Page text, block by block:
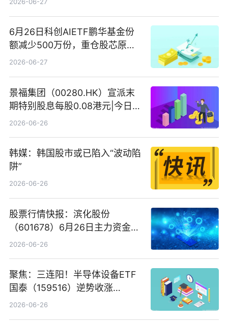
6月26日科创AIETF鹏华基金份
额减少500万份，重仓股芯原股
份、寒武纪、澜起科技 观速讯
2026-06-27
景福集团（00280.HK）宣派末
期特别股息每股0.08港元|今日快
看
2026-06-26
韩媒：韩国股市或已陷入“波动陷
阱”
2026-06-26
股票行情快报：滨化股份
（601678）6月26日主力资金净
卖出5964.34万元
2026-06-26
聚焦：三连阳！半导体设备ETF
国泰（159516）逆势收涨
3.5%，近10日累计净流入超65
2026-06-26